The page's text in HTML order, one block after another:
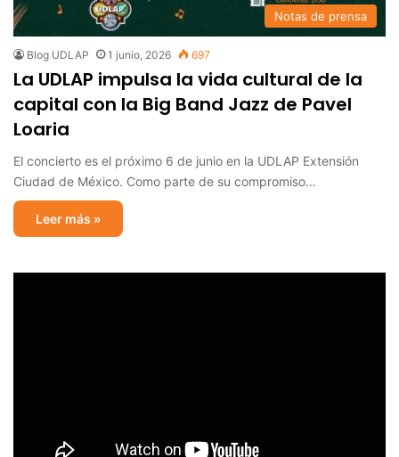
Notas de prensa
Blog UDLAP 1 junio, 2026 697
La UDLAP impulsa la vida cultural de la
capital con la Big Band Jazz de Pavel
Loaria
El concierto es el próximo 6 de junio en la UDLAP Extensión
Ciudad de México. Como parte de su compromiso…
Leer más »